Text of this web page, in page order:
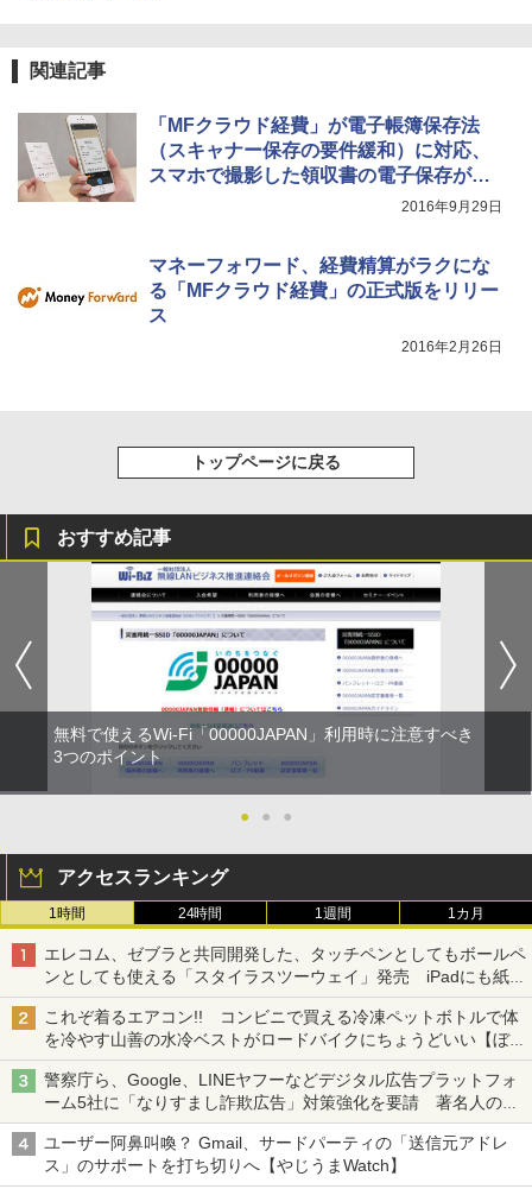
関連記事
「MFクラウド経費」が電子帳簿保存法
（スキャナー保存の要件緩和）に対応、
スマホで撮影した領収書の電子保存が可
2016年9月29日
マネーフォワード、経費精算がラクにな
る「MFクラウド経費」の正式版をリリー
ス
2016年2月26日
トップページに戻る
おすすめ記事
無料で使えるWi-Fi「00000JAPAN」利用時に注意すべき
3つのポイント
● ● ●
アクセスランキング
1時間 24時間 1週間 1カ月
エレコム、ゼブラと共同開発した、タッチペンとしてもボールペ
ンとしても使える「スタイラスツーウェイ」発売 iPadにも紙に
も、持ち替えずに書き込める
これぞ着るエアコン!! コンビニで買える冷凍ペットボトルで体
を冷やす山善の水冷ベストがロードバイクにちょうどいい【ぼっ
ち・ざ・ろーど！その14】【空いた時間でなにしてる？】
警察庁ら、Google、LINEヤフーなどデジタル広告プラットフォ
ーム5社に「なりすまし詐欺広告」対策強化を要請 著名人の写
真や映像を使った投資詐欺などへの対策として
ユーザー阿鼻叫喚？ Gmail、サードパーティの「送信元アドレ
ス」のサポートを打ち切りへ【やじうまWatch】